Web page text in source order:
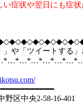
い症状や翌日にも症
や「ツイートする
野区中央2-58-16-401